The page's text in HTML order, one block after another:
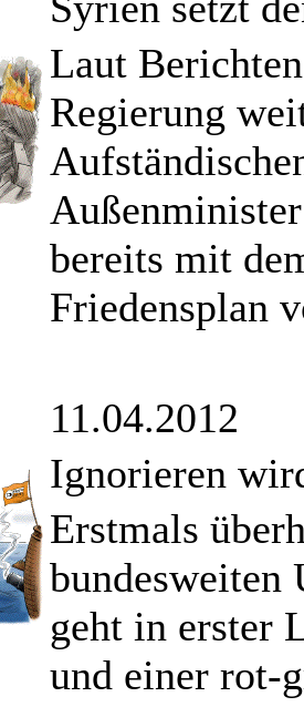
Laut
Regierung
bereits mit
Friedensplan
11.04.2012
Ignorieren
Erstmals
bundesweiten
geht in erster
und einer rot-